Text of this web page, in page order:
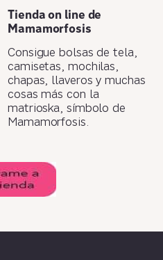
Tienda on line de
Mamamorfosis
Consigue bolsas de tela,
camisetas, mochilas,
chapas, llaveros y muchas
cosas más con la
matrioska, símbolo de
Mamamorfosis.